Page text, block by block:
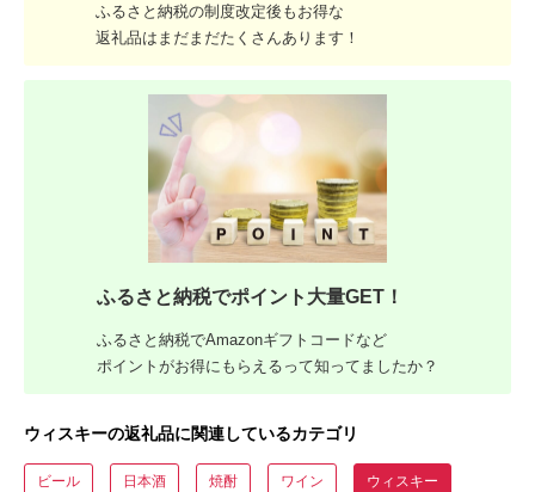
ふるさと納税の制度改定後もお得な
返礼品はまだまだたくさんあります！
ふるさと納税でポイント大量GET！
ふるさと納税でAmazonギフトコードなど
ポイントがお得にもらえるって知ってましたか？
ウィスキーの返礼品に関連しているカテゴリ
ビール 日本酒 焼酎 ワイン ウィスキー